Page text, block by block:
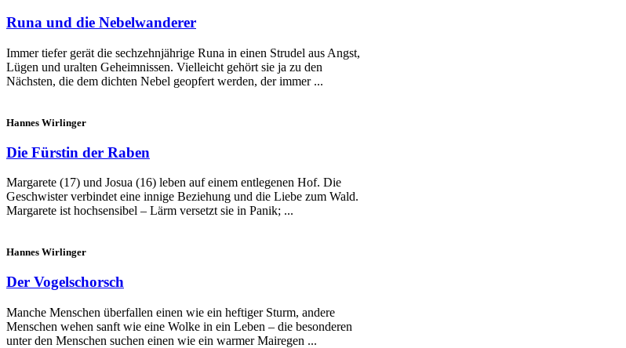
Runa und die Nebelwanderer
Immer tiefer gerät die sechzehnjährige Runa in einen Strudel aus Angst,
Lügen und uralten Geheimnissen. Vielleicht gehört sie ja zu den
Nächsten, die dem dichten Nebel geopfert werden, der immer ...
Hannes Wirlinger
Die Fürstin der Raben
Margarete (17) und Josua (16) leben auf einem entlegenen Hof. Die
Geschwister verbindet eine innige Beziehung und die Liebe zum Wald.
Margarete ist hochsensibel – Lärm versetzt sie in Panik; ...
Hannes Wirlinger
Der Vogelschorsch
Manche Menschen überfallen einen wie ein heftiger Sturm, andere
Menschen wehen sanft wie eine Wolke in ein Leben – die besonderen
unter den Menschen suchen einen wie ein warmer Mairegen ...